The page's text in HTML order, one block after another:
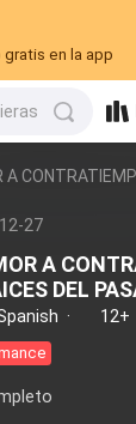
en la app
27
A
DEL
· 12+